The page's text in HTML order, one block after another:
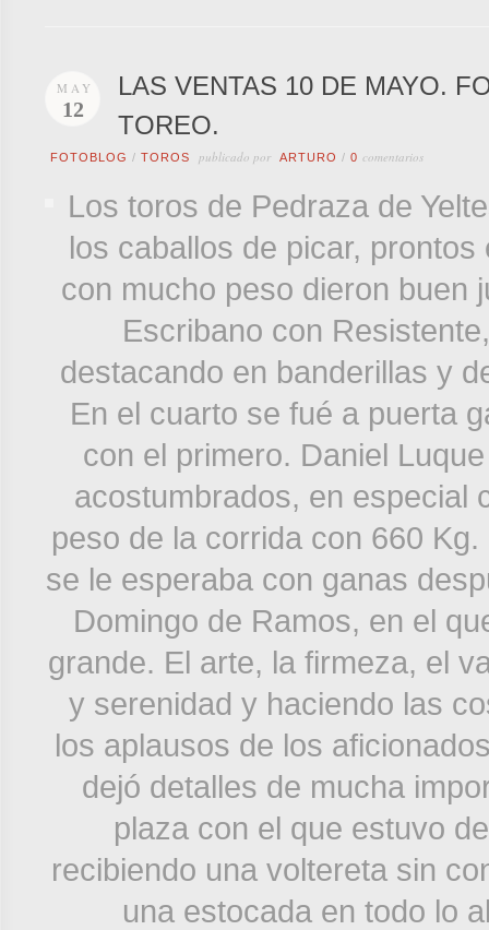
MAY
12
LAS VENTAS 10 DE MAYO.
TOREO.
FOTOBLOG / TOROS publicado por ARTURO / 0 comentarios
Los toros de Pedraza de
los caballos de picar,
con mucho peso dieron buen
Escribano con
destacando en banderillas y
En el cuarto se fué a puerta
con el primero. Daniel
acostumbrados, en especial
peso de la corrida con 660
se le esperaba con ganas
Domingo de Ramos, en el
grande. El arte, la firmeza, el
y serenidad y haciendo las
los aplausos de los
dejó detalles de mucha
plaza con el que estuvo
recibiendo una voltereta sin
una estocada en todo lo